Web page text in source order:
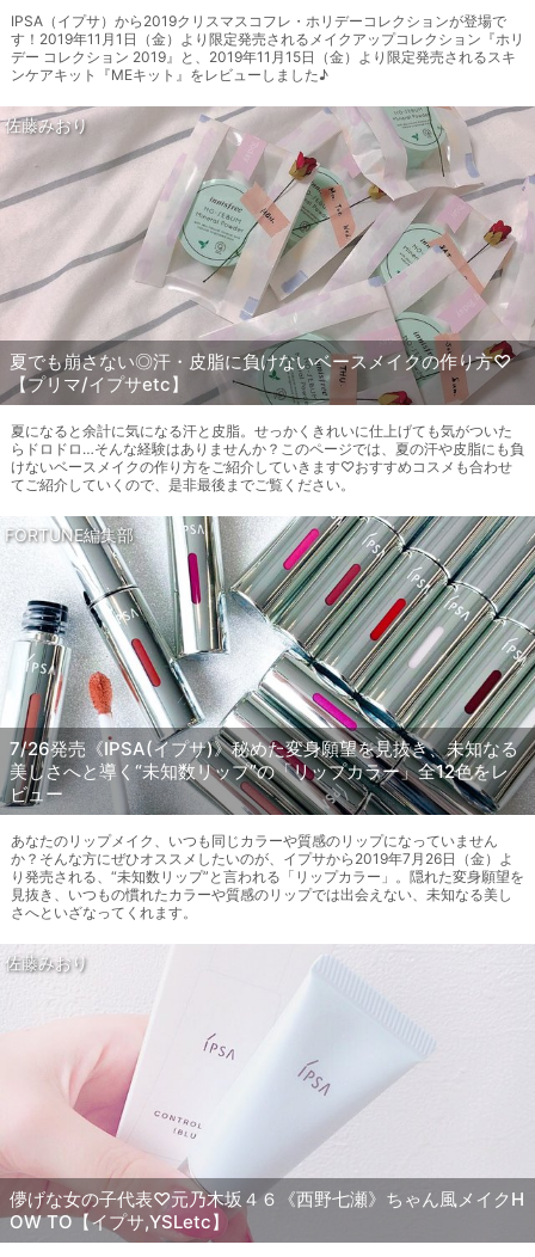
IPSA（イプサ）から2019クリスマスコフレ・ホリデーコレクションが登場で
す！2019年11月1日（金）より限定発売されるメイクアップコレクション『ホリ
デー コレクション 2019』と、2019年11月15日（金）より限定発売されるスキ
ンケアキット『MEキット』をレビューしました♪
佐藤みおり
夏でも崩さない◎汗・皮脂に負けないベースメイクの作り方♡
【プリマ/イプサetc】
夏になると余計に気になる汗と皮脂。せっかくきれいに仕上げても気がついた
らドロドロ…そんな経験はありませんか？このページでは、夏の汗や皮脂にも負
けないベースメイクの作り方をご紹介していきます♡おすすめコスメも合わせ
てご紹介していくので、是非最後までご覧ください。
FORTUNE編集部
7/26発売《IPSA(イプサ)》秘めた変身願望を見抜き、未知なる
美しさへと導く“未知数リップ”の「リップカラー」全12色をレ
ビュー
あなたのリップメイク、いつも同じカラーや質感のリップになっていません
か？そんな方にぜひオススメしたいのが、イプサから2019年7月26日（金）よ
り発売される、“未知数リップ”と言われる「リップカラー」。隠れた変身願望を
見抜き、いつもの慣れたカラーや質感のリップでは出会えない、未知なる美し
さへといざなってくれます。
佐藤みおり
儚げな女の子代表♡元乃木坂４６《西野七瀬》ちゃん風メイクH
OW TO【イプサ,YSLetc】